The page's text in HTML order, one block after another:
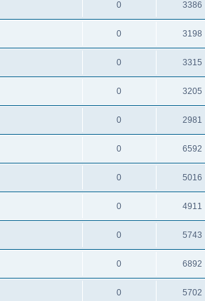
0 3386
0 3198
0 3315
0 3205
0 2981
0 6592
0 5016
0 4911
0 5743
0 6892
0 5702